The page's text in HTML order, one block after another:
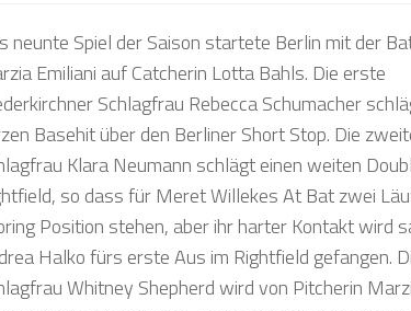
neunte Spiel der Saison startete Berlin mit der
Emiliani auf Catcherin Lotta Bahls. Die erste
Schlagfrau Rebecca Schumacher
Basehit über den Berliner Short Stop. Die
Klara Neumann schlägt einen weiten
so dass für Meret Willekes At Bat zwei
Position stehen, aber ihr harter Kontakt wird
Halko fürs erste Aus im Rightfield gefangen.
Whitney Shepherd wird von Pitcherin